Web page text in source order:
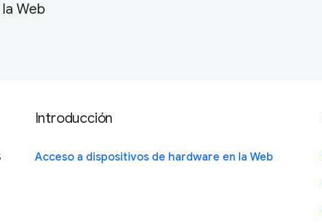
Web
Introducción
Acceso a dispositivos de hardware en la Web